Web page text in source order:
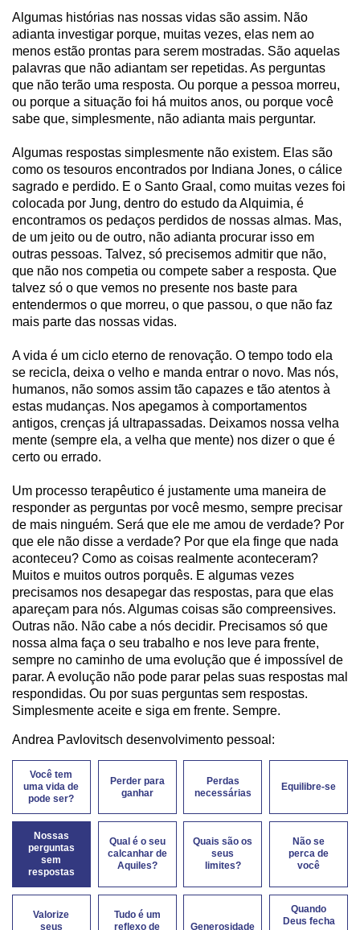
Algumas histórias nas nossas vidas são assim. Não
adianta investigar porque, muitas vezes, elas nem ao
menos estão prontas para serem mostradas. São aquelas
palavras que não adiantam ser repetidas. As perguntas
que não terão uma resposta. Ou porque a pessoa morreu,
ou porque a situação foi há muitos anos, ou porque você
sabe que, simplesmente, não adianta mais perguntar.
Algumas respostas simplesmente não existem. Elas são
como os tesouros encontrados por Indiana Jones, o cálice
sagrado e perdido. E o Santo Graal, como muitas vezes foi
colocada por Jung, dentro do estudo da Alquimia, é
encontramos os pedaços perdidos de nossas almas. Mas,
de um jeito ou de outro, não adianta procurar isso em
outras pessoas. Talvez, só precisemos admitir que não,
que não nos competia ou compete saber a resposta. Que
talvez só o que vemos no presente nos baste para
entendermos o que morreu, o que passou, o que não faz
mais parte das nossas vidas.
A vida é um ciclo eterno de renovação. O tempo todo ela
se recicla, deixa o velho e manda entrar o novo. Mas nós,
humanos, não somos assim tão capazes e tão atentos à
estas mudanças. Nos apegamos à comportamentos
antigos, crenças já ultrapassadas. Deixamos nossa velha
mente (sempre ela, a velha que mente) nos dizer o que é
certo ou errado.
Um processo terapêutico é justamente uma maneira de
responder as perguntas por você mesmo, sempre precisar
de mais ninguém. Será que ele me amou de verdade? Por
que ele não disse a verdade? Por que ela finge que nada
aconteceu? Como as coisas realmente aconteceram?
Muitos e muitos outros porquês. E algumas vezes
precisamos nos desapegar das respostas, para que elas
apareçam para nós. Algumas coisas são compreensives.
Outras não. Não cabe a nós decidir. Precisamos só que
nossa alma faça o seu trabalho e nos leve para frente,
sempre no caminho de uma evolução que é impossível de
parar. A evolução não pode parar pelas suas respostas mal
respondidas. Ou por suas perguntas sem respostas.
Simplesmente aceite e siga em frente. Sempre.
Andrea Pavlovitsch desenvolvimento pessoal:
Você tem
uma vida de
pode ser?
Perder para
ganhar
Perdas
necessárias
Equilibre-se
Nossas
perguntas
sem
respostas
Qual é o seu
calcanhar de
Aquiles?
Quais são os
seus
limites?
Não se
perca de
você
Valorize
seus
Tudo é um
reflexo de
Generosidade
Quando
Deus fecha